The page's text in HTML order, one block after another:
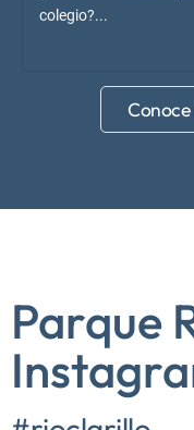
colegio?...
Parque